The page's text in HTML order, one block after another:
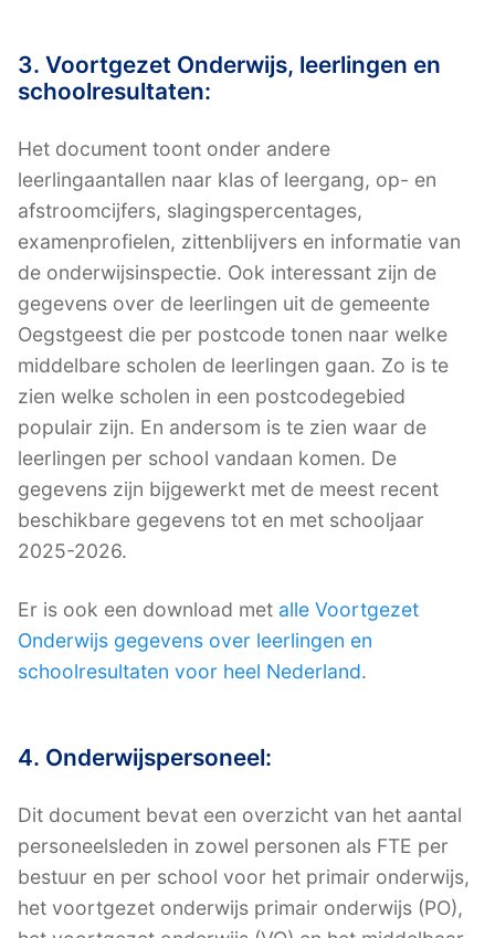
3. Voortgezet Onderwijs, leerlingen en
schoolresultaten:
Het document toont onder andere
leerlingaantallen naar klas of leergang, op- en
afstroomcijfers, slagingspercentages,
examenprofielen, zittenblijvers en informatie van
de onderwijsinspectie. Ook interessant zijn de
gegevens over de leerlingen uit de gemeente
Oegstgeest die per postcode tonen naar welke
middelbare scholen de leerlingen gaan. Zo is te
zien welke scholen in een postcodegebied
populair zijn. En andersom is te zien waar de
leerlingen per school vandaan komen. De
gegevens zijn bijgewerkt met de meest recent
beschikbare gegevens tot en met schooljaar
2025-2026.
Er is ook een download met alle Voortgezet
Onderwijs gegevens over leerlingen en
schoolresultaten voor heel Nederland.
4. Onderwijspersoneel:
Dit document bevat een overzicht van het aantal
personeelsleden in zowel personen als FTE per
bestuur en per school voor het primair onderwijs,
het voortgezet onderwijs primair onderwijs (PO),